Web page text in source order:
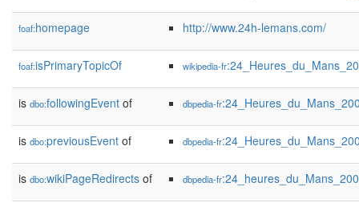
foaf:homepage http://www.24h-lemans.com/
foaf:isPrimaryTopicOf wikipedia-fr
is dbo:followingEvent of dbpedia-fr
is dbo:previousEvent of dbpedia-fr
is dbo:wikiPageRedirects of dbpedia-fr